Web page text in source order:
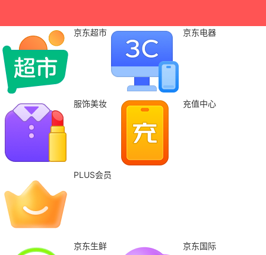
京东超市 京东电器
服饰美妆 充值中心
PLUS会员
京东生鲜 京东国际